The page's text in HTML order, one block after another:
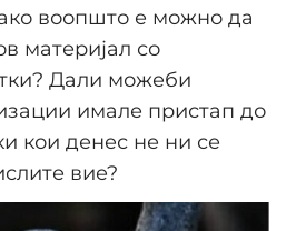
воопшто е можно да
материјал со
Дали можеби
имале пристап до
кои денес не ни се
вие?